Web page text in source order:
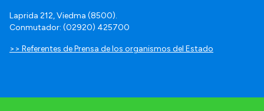
Laprida 212, Viedma (8500).
Conmutador: (02920) 425700
>> Referentes de Prensa de los organismos del Estado